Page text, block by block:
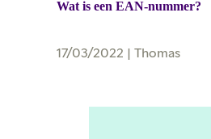
Wat is een EAN-nummer?
17/03/2022 |Thomas